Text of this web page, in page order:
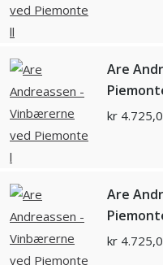
Are
kr
Are
kr